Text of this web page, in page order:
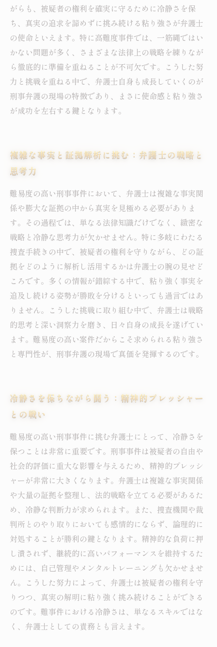
がらも、被疑者の権利を確実に守るために冷静さを保
ち、真実の追求を諦めずに挑み続ける粘り強さが弁護士
の使命といえます。特に高難度事件では、一筋縄ではい
かない問題が多く、さまざまな法律上の戦略を練りなが
ら徹底的に準備を重ねることが不可欠です。こうした努
力と挑戦を重ねる中で、弁護士自身も成長していくのが
刑事弁護の現場の特徴であり、まさに使命感と粘り強さ
が成功を左右する鍵となります。
複雑な事実と証拠解析に挑む：弁護士の戦略と
思考力
難易度の高い刑事事件において、弁護士は複雑な事実関
係や膨大な証拠の中から真実を見極める必要がありま
す。その過程では、単なる法律知識だけでなく、緻密な
戦略と冷静な思考力が欠かせません。特に多岐にわたる
捜査手続きの中で、被疑者の権利を守りながら、どの証
拠をどのように解析し活用するかは弁護士の腕の見せど
ころです。多くの情報が錯綜する中で、粘り強く事実を
追及し続ける姿勢が勝敗を分けるといっても過言ではあ
りません。こうした挑戦に取り組む中で、弁護士は戦略
的思考と深い洞察力を磨き、日々自身の成長を遂げてい
ます。難易度の高い案件だからこそ求められる粘り強さ
と専門性が、刑事弁護の現場で真価を発揮するのです。
冷静さを保ちながら闘う：精神的プレッシャー
との戦い
難易度の高い刑事事件に挑む弁護士にとって、冷静さを
保つことは非常に重要です。刑事事件は被疑者の自由や
社会的評価に重大な影響を与えるため、精神的プレッシ
ャーが非常に大きくなります。弁護士は複雑な事実関係
や大量の証拠を整理し、法的戦略を立てる必要があるた
め、冷静な判断力が求められます。また、捜査機関や裁
判所とのやり取りにおいても感情的にならず、論理的に
対処することが勝利の鍵となります。精神的な負荷に押
し潰されず、継続的に高いパフォーマンスを維持するた
めには、自己管理やメンタルトレーニングも欠かせませ
ん。こうした努力によって、弁護士は被疑者の権利を守
りつつ、真実の解明に粘り強く挑み続けることができる
のです。難事件における冷静さは、単なるスキルではな
く、弁護士としての責務とも言えます。